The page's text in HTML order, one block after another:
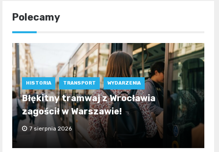
Polecamy
HISTORIA TRANSPORT WYDARZENIA
Błękitny tramwaj z Wrocławia
zagościł w Warszawie!
7 sierpnia 2026